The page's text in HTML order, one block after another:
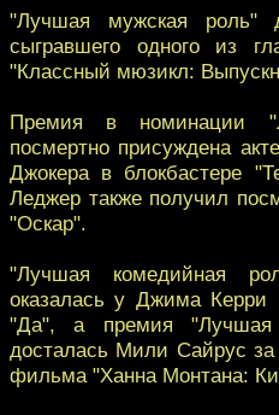
"Лучшая мужская роль"
сыгравшего одного из
"Классный мюзикл:
Премия в номинации
посмертно присуждена
Джокера в блокбастере
Леджер также получил
"Оскар".
"Лучшая комедийная
оказалась у Джима Керри
"Да", а премия "Лучшая
досталась Мили Сайрус
фильма "Ханна Монтана: